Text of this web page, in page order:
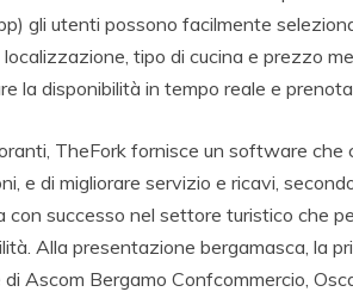
gli utenti possono facilmente
tipo di cucina e prezzo
la disponibilità in tempo reale e
TheFork fornisce un software
e di migliorare servizio e ricavi,
con successo nel settore turistico che
Alla presentazione bergamasca, la
Ascom Bergamo Confcommercio,